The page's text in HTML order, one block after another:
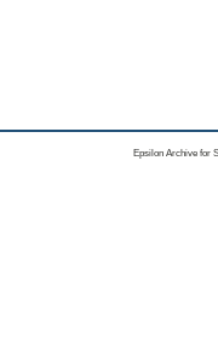
Epsilon Archive for